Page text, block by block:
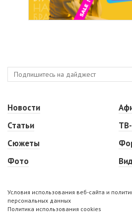
Новости
Статьи
Сюжеты
Фото
Условия использования веб-сайта и
персональных данных
Политика использования cookies